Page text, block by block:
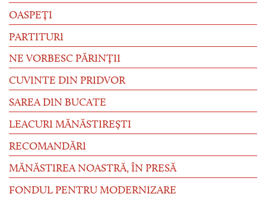
OASPEȚI
PARTITURI
NE VORBESC PĂRINȚII
CUVINTE DIN PRIDVOR
SAREA DIN BUCATE
LEACURI MĂNĂSTIREȘTI
RECOMANDĂRI
MĂNĂSTIREA NOASTRĂ, ÎN PRESĂ
FONDUL PENTRU MODERNIZARE